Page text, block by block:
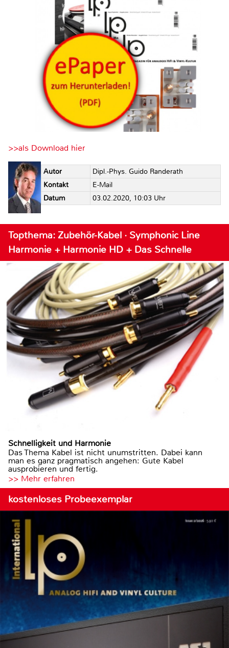
>>als Download hier
Autor
Dipl.-Phys. Guido Randerath
Kontakt
E-Mail
Datum
03.02.2020, 10:03 Uhr
Topthema: Zubehör-Kabel · Symphonic Line
Harmonie + Harmonie HD + Das Schnelle
Schnelligkeit und Harmonie
Das Thema Kabel ist nicht unumstritten. Dabei kann
man es ganz pragmatisch angehen: Gute Kabel
ausprobieren und fertig.
>> Mehr erfahren
kostenloses Probeexemplar